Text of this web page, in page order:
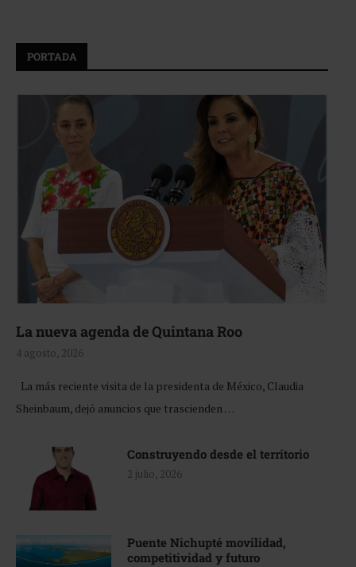
PORTADA
La nueva agenda de Quintana Roo
4 agosto, 2026
La más reciente visita de la presidenta de México, Claudia
Sheinbaum, dejó anuncios que trascienden …
Construyendo desde el territorio
2 julio, 2026
Puente Nichupté movilidad,
competitividad y futuro